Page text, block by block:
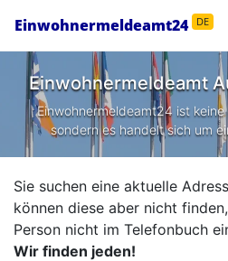
Einwohnermeldeamt24 DE
Einwohnermeldeamt
Einwohnermeldeamt24 ist
sondern es handelt sich um
Sie suchen eine aktuelle
können diese aber nicht
Person nicht im Telefonbuch
Wir finden jeden!